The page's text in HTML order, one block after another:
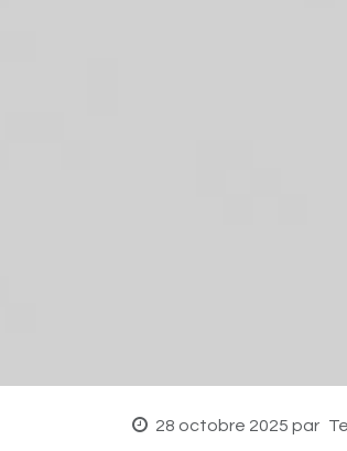
28 octobre 2025 par